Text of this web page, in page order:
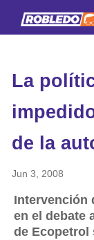
La
de la
Jun 3, 2008
Intervención
en el debate
de Ecopetrol